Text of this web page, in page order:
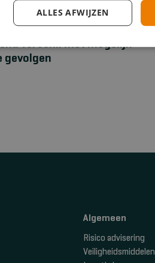
versus tourniquet: een
verschil met mogelijk
gevolgen
Algemeen
Risico advisering
Veiligheidsmiddelen
ALLES AFWIJZEN